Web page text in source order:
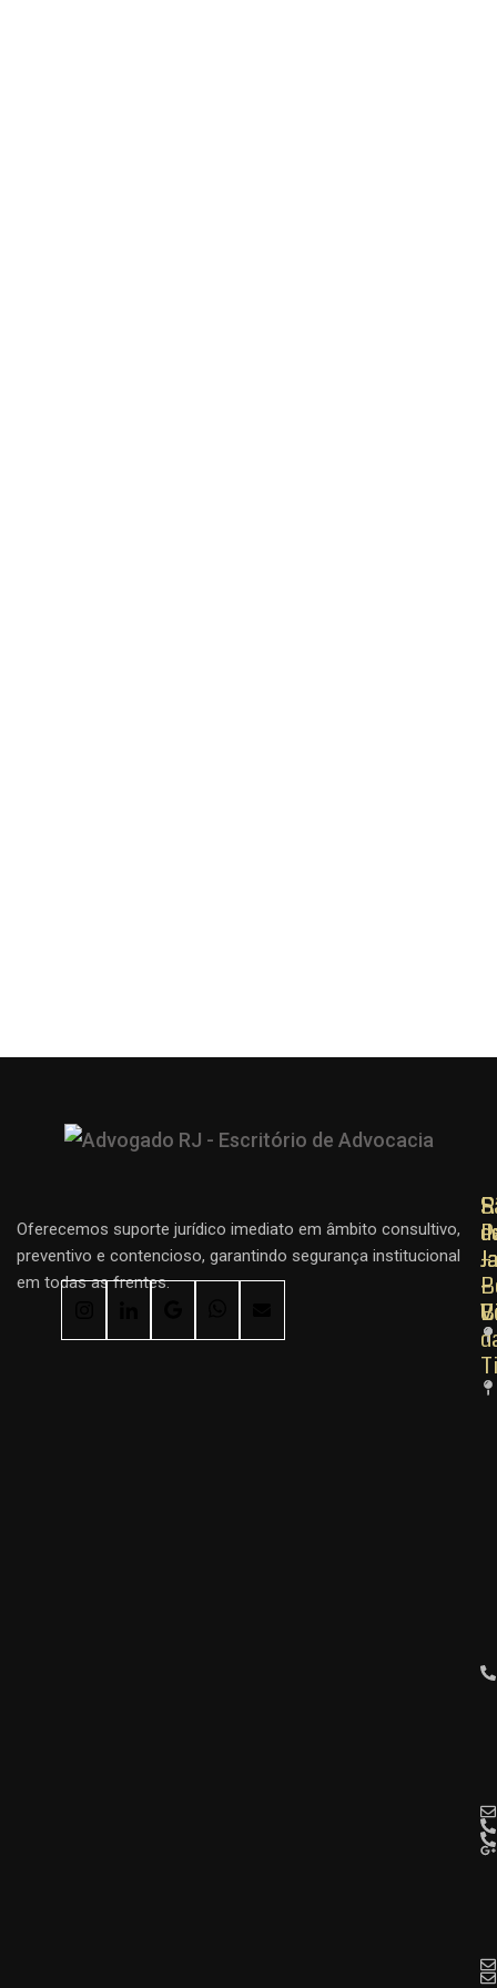
Oferecemos suporte jurídico imediato em âmbito consultivo,
preventivo e contencioso, garantindo segurança institucional
em todas as frentes.
–
–
–